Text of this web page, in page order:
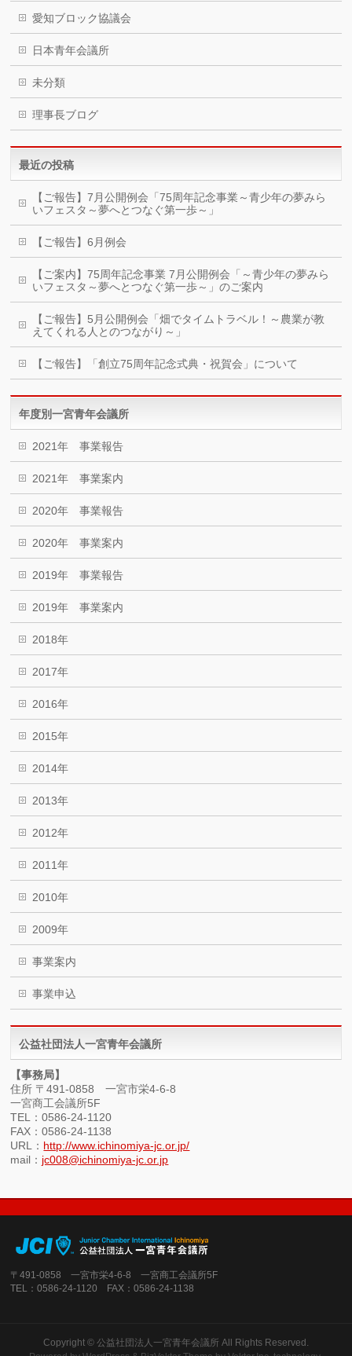
愛知ブロック協議会
日本青年会議所
未分類
理事長ブログ
最近の投稿
【ご報告】7月公開例会「75周年記念事業～青少年の夢みら
いフェスタ～夢へとつなぐ第一歩～」
【ご報告】6月例会
【ご案内】75周年記念事業 7月公開例会「～青少年の夢みら
いフェスタ～夢へとつなぐ第一歩～」のご案内
【ご報告】5月公開例会「畑でタイムトラベル！～農業が教
えてくれる人とのつながり～」
【ご報告】「創立75周年記念式典・祝賀会」について
年度別一宮青年会議所
2021年 事業報告
2021年 事業案内
2020年 事業報告
2020年 事業案内
2019年 事業報告
2019年 事業案内
2018年
2017年
2016年
2015年
2014年
2013年
2012年
2011年
2010年
2009年
事業案内
事業申込
公益社団法人一宮青年会議所
【事務局】
住所 〒491-0858 一宮市栄4-6-8
一宮商工会議所5F
TEL：0586-24-1120
FAX：0586-24-1138
URL： http://www.ichinomiya-jc.or.jp/
mail： jc008@ichinomiya-jc.or.jp
〒491-0858 一宮市栄4-6-8 一宮商工会議所5F
TEL：0586-24-1120 FAX：0586-24-1138
Copyright © 公益社団法人一宮青年会議所All Rights Reserved.